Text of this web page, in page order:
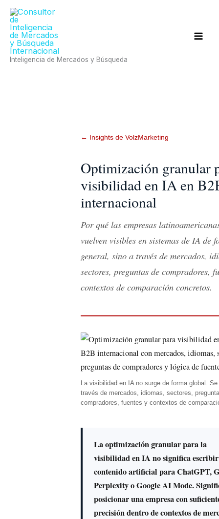
contenido
Inteligencia de Mercados y Búsqueda
← Insights de VolzMarketing
Optimización granular
visibilidad en IA en
internacional
Por qué las empresas
vuelven visibles en sistemas de IA de
general, sino a través de mercados,
sectores, preguntas de compradores,
contextos de comparación concretos.
La visibilidad en IA no surge de forma global.
través de mercados, idiomas, sectores,
compradores, fuentes y contextos de
La optimización granular para la
visibilidad en IA no significa escribir
contenido artificial para ChatGPT,
Perplexity o Google AI Mode.
posicionar una empresa con
precisión dentro de contextos de